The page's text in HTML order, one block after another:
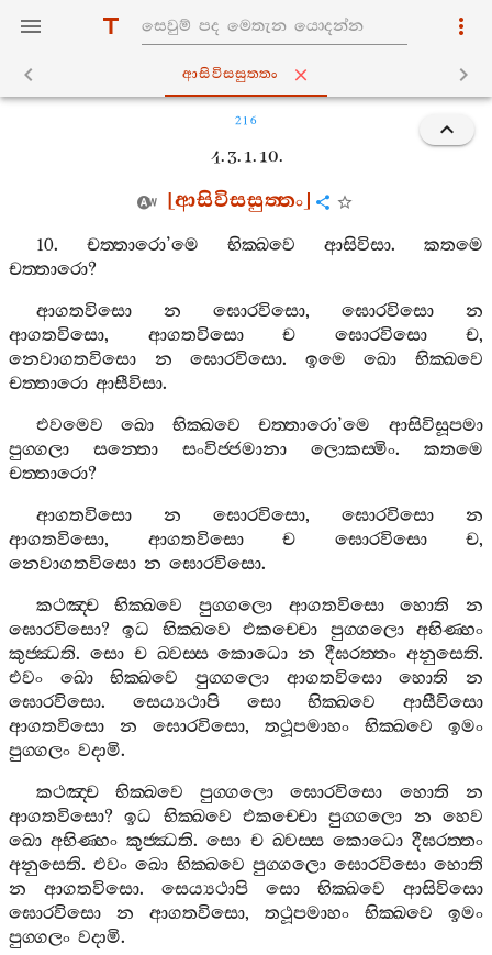
ආසිවිසසුත‍්තං
216
4. 3. 1. 10.
[ආසිවිසසුත‍්තං]
10. චත‍්තාරො’මෙ භික‍්ඛවෙ ආසිවිසා. කතමෙ
චත‍්තාරො?
ආගතවිසො
න ඝොරවිසො, ඝොරවිසො
න
ආගතවිසො, ආගතවිසො ච ඝොරවිසො ච,
නෙවාගතවිසො
න ඝොරවිසො. ඉමෙ ඛො
භික‍්ඛවෙ
චත‍්තාරො ආසීවිසා.
එවමෙව
ඛො භික‍්ඛවෙ චත‍්තාරො’මෙ
ආසිවිසූපමා
පුග‍්ගලා
සන‍්තො සංවිජ‍්ජමානා ලොකස‍්මිං. කතමෙ
චත‍්තාරො?
ආගතවිසො
න ඝොරවිසො, ඝොරවිසො
න
ආගතවිසො, ආගතවිසො ච ඝොරවිසො ච,
නෙවාගතවිසො න ඝොරවිසො.
කථඤ‍්ච
භික‍්ඛවෙ පුග‍්ගලො ආගතවිසො හොති
න
ඝොරවිසො?ඉධ භික‍්ඛවෙ එකච‍්චො පුග‍්ගලො
අභිණ‍්හං
කුජ‍්ඣති. සො ච ඛ‍්වස‍්ස කොධො න දීඝරත‍්තං අනුසෙති.
එවං
ඛො භික‍්ඛවෙ පුග‍්ගලො ආගතවිසො හොති
න
ඝොරවිසො. සෙය්‍යථාපි සො භික‍්ඛවෙ
ආසීවිසො
ආගතවිසො
න ඝොරවිසො, තථූපමාහං භික‍්ඛවෙ
ඉමං
පුග‍්ගලං වදාමි.
කථඤ‍්ච
භික‍්ඛවෙ පුග‍්ගලො ඝොරවිසො හොති
න
ආගතවිසො?ඉධ භික‍්ඛවෙ එකච‍්චො පුග‍්ගලො න හෙව
ඛො අභිණ‍්හං කුජ‍්ඣති.සො ච ඛ‍්වස‍්ස කොධො දීඝරත‍්තං
අනුසෙති.එවං ඛො භික‍්ඛවෙ පුග‍්ගලො ඝොරවිසො හොති
න
ආගතවිසො. සෙය්‍යථාපි සො භික‍්ඛවෙ
ආසිවිසො
ඝොරවිසො
න ආගතවිසො, තථූපමාහං භික‍්ඛවෙ
ඉමං
පුග‍්ගලං වදාමි.